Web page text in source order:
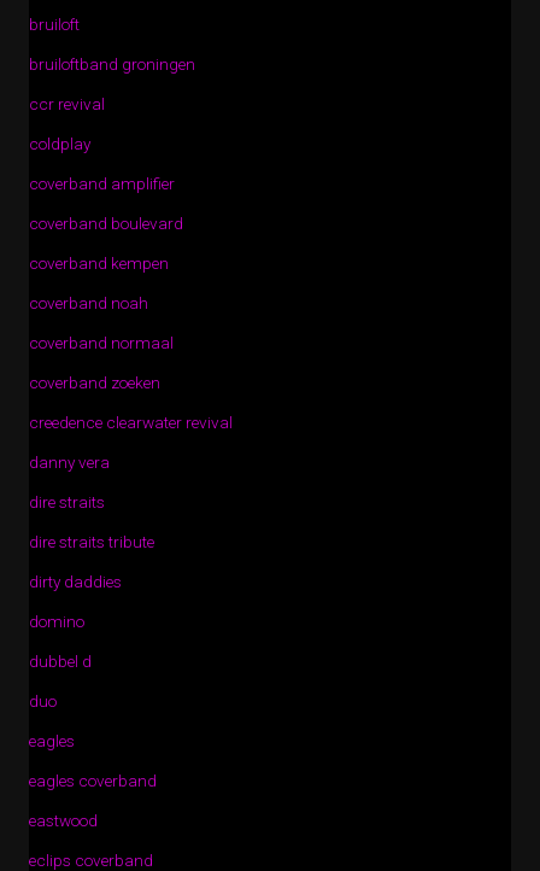
bruiloft
bruiloftband groningen
ccr revival
coldplay
coverband amplifier
coverband boulevard
coverband kempen
coverband noah
coverband normaal
coverband zoeken
creedence clearwater revival
danny vera
dire straits
dire straits tribute
dirty daddies
domino
dubbel d
duo
eagles
eagles coverband
eastwood
eclips coverband